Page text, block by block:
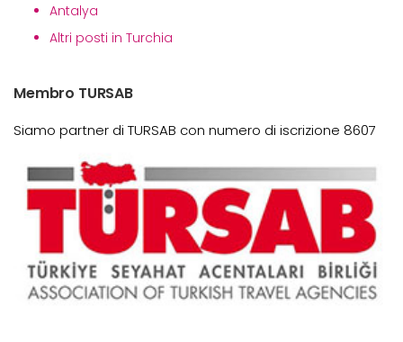
Antalya
Altri posti in Turchia
Membro TURSAB
Siamo partner di TURSAB con numero di iscrizione 8607